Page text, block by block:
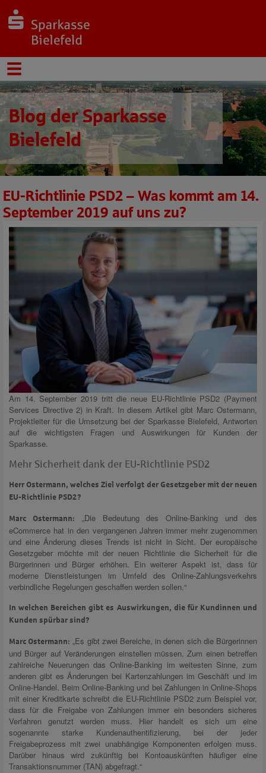
Blog der Sparkasse
Bielefeld
EU-Richtlinie PSD2 – Was kommt am 14.
September 2019 auf uns zu?
Am 14. September 2019 tritt die neue EU-Richtlinie PSD2 (Payment
Services Directive 2) in Kraft. In diesem Artikel gibt Marc Ostermann,
Projektleiter für die Umsetzung bei der Sparkasse Bielefeld, Antworten
auf die wichtigsten Fragen und Auswirkungen für Kunden der
Sparkasse.
Mehr Sicherheit dank der EU-Richtlinie PSD2
Herr Ostermann, welches Ziel verfolgt der Gesetzgeber mit der neuen
EU-Richtlinie PSD2?
Marc Ostermann:
„Die Bedeutung des Online-Banking und des
eCommerce hat in den vergangenen Jahren immer mehr zugenommen
und eine Änderung dieses Trends ist nicht in Sicht. Der europäische
Gesetzgeber möchte mit der neuen Richtlinie die Sicherheit für die
Bürgerinnen und Bürger erhöhen. Ein weiterer Aspekt ist, dass für
moderne Dienstleistungen im Umfeld des Online-Zahlungsverkehrs
verbindliche Regelungen geschaffen werden sollen.“
In welchen Bereichen gibt es Auswirkungen, die für Kundinnen und
Kunden spürbar sind?
Marc Ostermann: „Es gibt zwei Bereiche, in denen sich die Bürgerinnen
und Bürger auf Veränderungen einstellen müssen. Zum einen betreffen
zahlreiche Neuerungen das Online-Banking im weitesten Sinne, zum
anderen gibt es Änderungen bei Kartenzahlungen im Geschäft und im
Online-Handel. Beim Online-Banking und bei Zahlungen in Online-Shops
mit einer Kreditkarte schreibt die EU-Richtlinie PSD2 zum Beispiel vor,
dass für die Freigabe von Zahlungen immer ein besonders sicheres
Verfahren genutzt werden muss. Hier handelt es sich um eine
sogenannte starke Kundenauthentifizierung, bei der jeder
Freigabeprozess mit zwei unabhängige Komponenten erfolgen muss.
Darüber hinaus wird zukünftig bei Kontoauskünften häufiger eine
Transaktionsnummer (TAN) abgefragt.“